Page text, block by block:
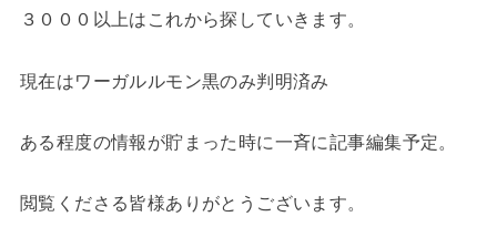
３０００以上はこれから探していきます。
現在はワーガルルモン黒のみ判明済み
ある程度の情報が貯まった時に一斉に記事編集予定。
閲覧くださる皆様ありがとうございます。